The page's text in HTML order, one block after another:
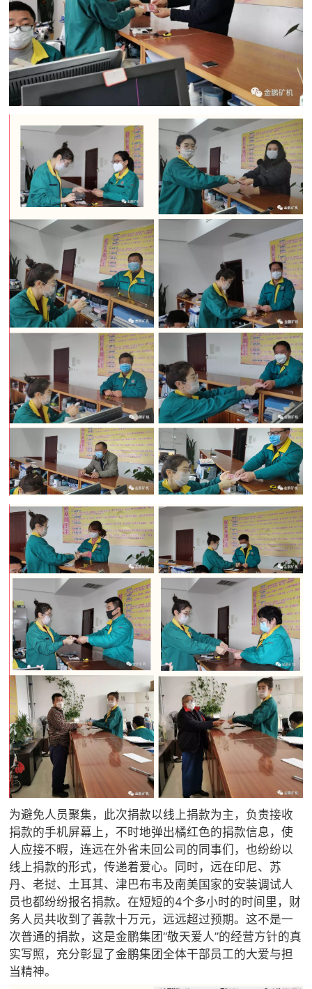
为避免人员聚集，此次捐款以线上捐款为主，负责接收
捐款的手机屏幕上，不时地弹出橘红色的捐款信息，使
人应接不暇，连远在外省未回公司的同事们，也纷纷以
线上捐款的形式，传递着爱心。同时，远在印尼、苏
丹、老挝、土耳其、津巴布韦及南美国家的安装调试人
员也都纷纷报名捐款。在短短的4个多小时的时间里，财
务人员共收到了善款十万元，远远超过预期。这不是一
次普通的捐款，这是金鹏集团“敬天爱人”的经营方针的真
实写照，充分彰显了金鹏集团全体干部员工的大爱与担
当精神。